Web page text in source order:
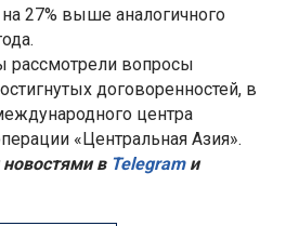
27% выше аналогичного
рассмотрели вопросы
договоренностей, в
центра
«Центральная Азия».
вTelegramи